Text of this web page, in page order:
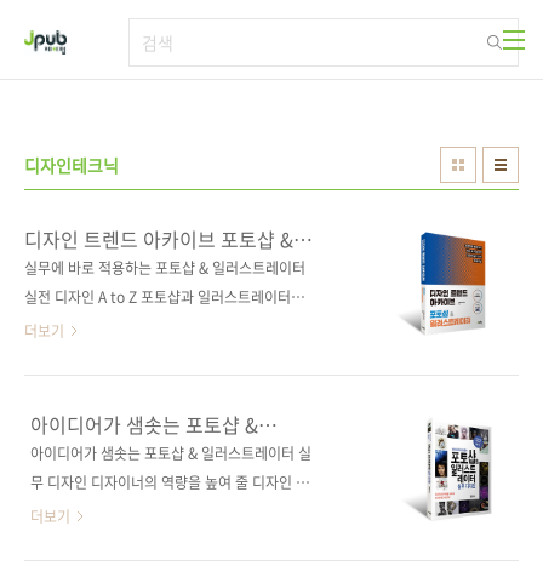
디자인테크닉
디자인 트렌드 아카이브 포토샵 &
일러스트레이터
실무에 바로 적용하는 포토샵 & 일러스트레이터
실전 디자인 A to Z 포토샵과 일러스트레이터를
다루는 디자이너는 많지만, 결과물로 설득하는
제를 통해 디자인 완성도를 높이는 법을 익힌다.
기초 툴만으로 느낌 있는 결과물을 만드는 노하
우를 익히고, 레이아웃, 타이포그래피, 보정, 합
며 실전 감각을 키울 수 있다. 인스타 16만 팔로
워가 선택한 ‘시크릿 아카이브’의 비밀 디자인 레
더보기
아이디어가 샘솟는 포토샵 &
일러스트레이터 실무 디자인
아이디어가 샘솟는 포토샵 & 일러스트레이터 실
무 디자인 디자이너의 역량을 높여 줄 디자인 테
크닉 강의! 도서구매 사이트(가나다순) 교보문고
더보기